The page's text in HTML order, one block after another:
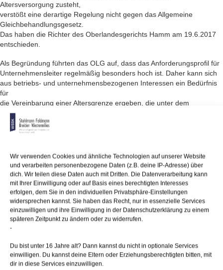
Wir verwenden Cookies und ähnliche Technologien auf unserer Website
und verarbeiten personenbezogene Daten (z.B. deine IP-Adresse) über
dich. Wir teilen diese Daten auch mit Dritten. Die Datenverarbeitung kann
mit Ihrer Einwilligung oder auf Basis eines berechtigten Interesses
erfolgen, dem Sie in den individuellen Privatsphäre-Einstellungen
widersprechen kannst. Sie haben das Recht, nur in essenzielle Services
einzuwilligen und ihre Einwilligung in der Datenschutzerklärung zu einem
späteren Zeitpunkt zu ändern oder zu widerrufen.
-
Du bist unter 16 Jahre alt? Dann kannst du nicht in optionale Services
einwilligen. Du kannst deine Eltern oder Erziehungsberechtigten bitten, mit
dir in diese Services einzuwilligen.
Altersversorgung zusteht,
verstößt eine derartige Regelung nicht gegen das Allgemeine
Gleichbehandlungsgesetz.
Das haben die Richter des Oberlandesgerichts Hamm am 19.6.2017
entschieden.
Als Begründung führten das OLG auf, dass das Anforderungsprofil für
Unternehmensleiter regelmäßig besonders hoch ist. Daher kann sich
aus betriebs- und unternehmensbezogenen Interessen ein Bedürfnis
für
die Vereinbarung einer Altersgrenze ergeben, die unter dem
gesetzlichen Renteneintrittsalter
liegt.
einen Nachfolger in der Unternehmensleitung zu installieren. Erhält
dann
ein aufgrund der Altersklausel vorzeitig ausscheidender
Geschäftsführer
sofort eine betriebliche Altersversorgung, ist seinen Interessen an
einer sozialen
Absicherung Rechnung getragen.
eine vereinbarte
Altersgrenze, die deutlich unterhalb des gesetzlichen